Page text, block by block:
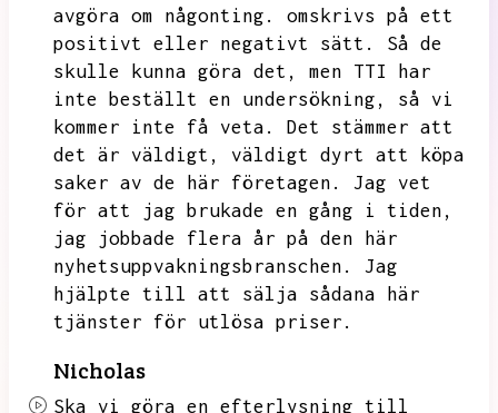
avgöra om någonting.
omskrivs på ett
positivt eller negativt sätt.
Så de
skulle kunna göra det,
men TTI har
inte beställt en undersökning,
så vi
kommer inte få veta.
Det stämmer att
det är väldigt,
väldigt dyrt att köpa
saker av de här företagen.
Jag vet
för att jag brukade en gång i tiden,
jag jobbade flera år på den här
nyhetsuppvakningsbranschen.
Jag
hjälpte till att sälja sådana här
tjänster för utlösa priser.
Nicholas
Ska vi göra en efterlysning till